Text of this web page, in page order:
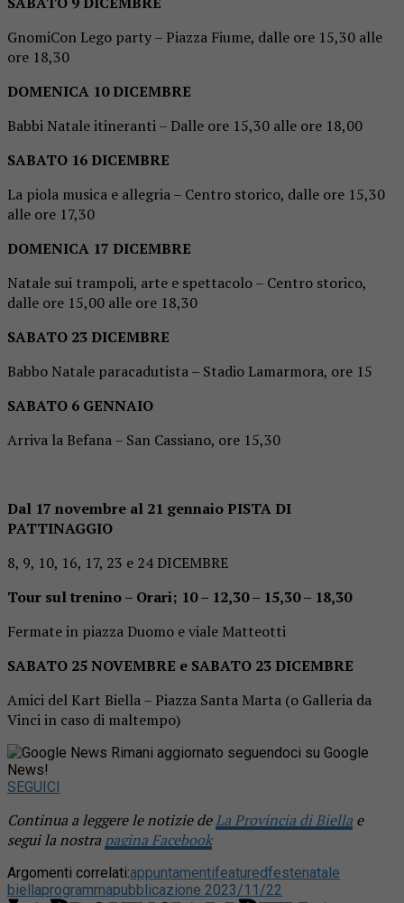
GnomiCon Lego party – Piazza Fiume, dalle ore 15,30 alle
ore 18,30
DOMENICA 10 DICEMBRE
Babbi Natale itineranti – Dalle ore 15,30 alle ore 18,00
SABATO 16 DICEMBRE
La piola musica e allegria – Centro storico, dalle ore 15,30
alle ore 17,30
DOMENICA 17 DICEMBRE
Natale sui trampoli, arte e spettacolo – Centro storico,
dalle ore 15,00 alle ore 18,30
SABATO 23 DICEMBRE
Babbo Natale paracadutista – Stadio Lamarmora, ore 15
SABATO 6 GENNAIO
Arriva la Befana – San Cassiano, ore 15,30
Dal 17 novembre al 21 gennaio PISTA DI
PATTINAGGIO
8, 9, 10, 16, 17, 23 e 24 DICEMBRE
Tour sul trenino – Orari; 10 – 12,30 – 15,30 – 18,30
Fermate in piazza Duomo e viale Matteotti
SABATO 25 NOVEMBRE e SABATO 23 DICEMBRE
Amici del Kart Biella – Piazza Santa Marta (o Galleria da
Vinci in caso di maltempo)
Rimani aggiornato seguendoci su Google
News!
SEGUICI
Continua a leggere le notizie deLa Provincia di Biella e
segui la nostra pagina Facebook
Argomenti correlati:appuntamentifeaturedfestenatale
biellaprogrammapubblicazione 2023/11/22